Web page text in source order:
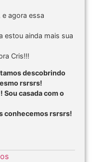
agora essa
estou ainda mais sua
Cris!!!
descobrindo
rsrsrs!
casada com o
conhecemos rsrsrs!